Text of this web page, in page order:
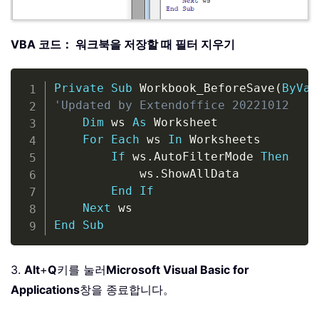
VBA 코드： 워크북을 저장할 때 필터 지우기
Private Sub Workbook_BeforeSave ( ByVal
'Updated by Extendoffice 20221012
Dim ws As Worksheet
For
Each ws In Worksheets
If ws . AutoFilterMode Then
            ws
. ShowAllData
End
If
Next
End
Sub
Copy
3. Alt+Q키를 눌러Microsoft Visual Basic for
Applications창을 종료합니다。